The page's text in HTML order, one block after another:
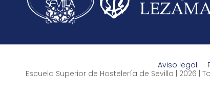
Aviso legal
Escuela Superior de Hostelería de Sevilla | 2026 |